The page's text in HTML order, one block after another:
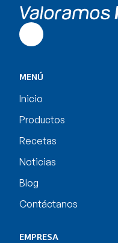
MENÚ
Inicio
Productos
Recetas
Noticias
Blog
Contáctanos
EMPRESA